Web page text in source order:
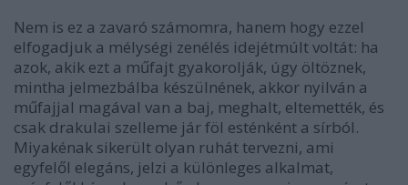
Nem is ez a zavaró számomra, hanem hogy ezzel
elfogadjuk a mélységi zenélés idejétmúlt voltát: ha
azok, akik ezt a műfajt gyakorolják, úgy öltöznek,
mintha jelmezbálba készülnének, akkor nyilván a
műfajjal magával van a baj, meghalt, eltemették, és
csak drakulai szelleme jár föl esténként a sírból.
Miyakénak sikerült olyan ruhát tervezni, ami
egyfelől elegáns, jelzi a különleges alkalmat,